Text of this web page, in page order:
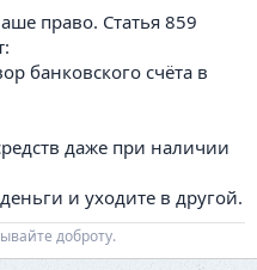
право. Статья 859
банковского счёта в
даже при наличии
и уходите в другой.
доброту.